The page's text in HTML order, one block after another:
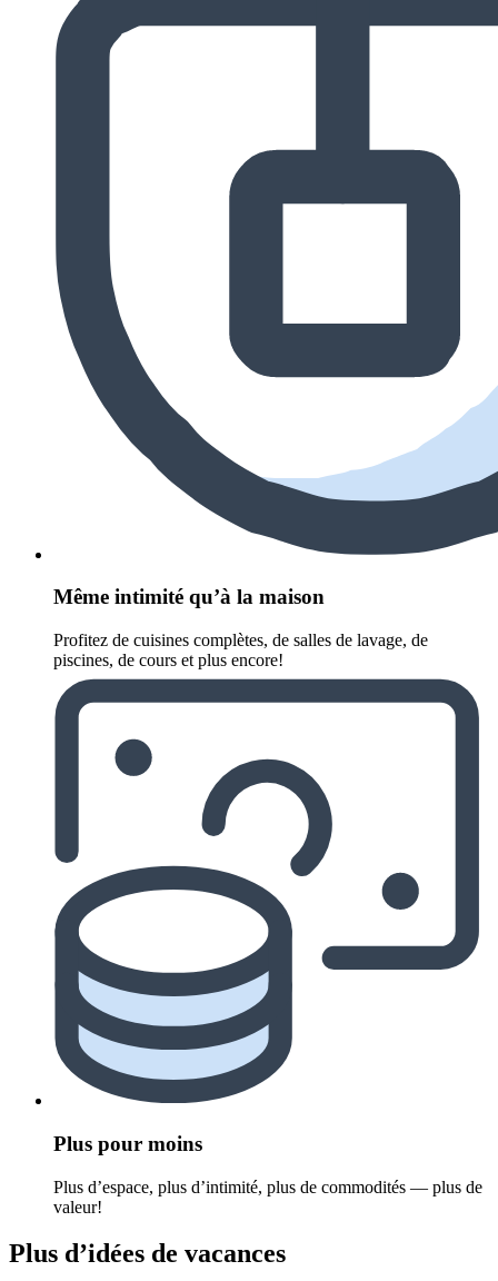
Même intimité qu’à la maison
Profitez de cuisines complètes, de salles de lavage, de
piscines, de cours et plus encore!
Plus pour moins
Plus d’espace, plus d’intimité, plus de commodités — plus de
valeur!
Plus d’idées de vacances